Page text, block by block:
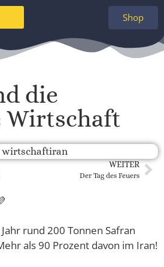
Shop
die
Wirtschaft
WEITER
Der Tag des Feuers
rund 200 Tonnen Safran
als 90 Prozent davon im Iran!